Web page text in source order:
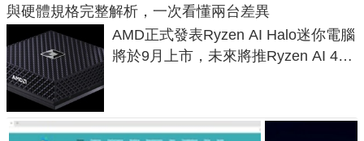
與硬體規格完整解析，一次看懂兩台差異
AMD正式發表Ryzen AI Halo迷你電腦
將於9月上市，未來將推Ryzen AI 400